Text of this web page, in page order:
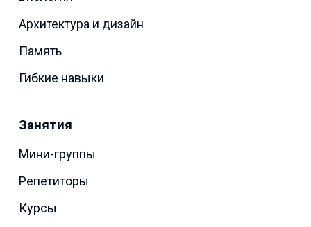
Архитектура и дизайн
Память
Гибкие навыки
Занятия
Мини-группы
Репетиторы
Курсы